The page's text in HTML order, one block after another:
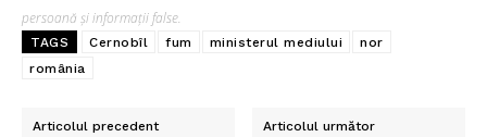
persoană și informații false.
TAGS Cernobîl fum ministerul mediului
nor
românia
Articolul precedent Articolul următor